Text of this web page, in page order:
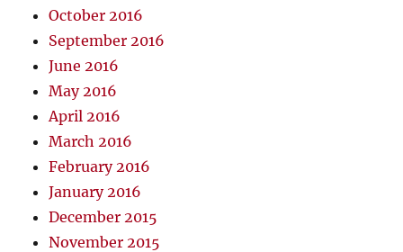
October 2016
September 2016
June 2016
May 2016
April 2016
March 2016
February 2016
January 2016
December 2015
November 2015